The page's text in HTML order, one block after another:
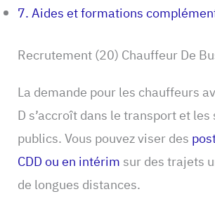
7. Aides et formations
Recrutement (20) Chauffeur De
La demande pour les chauffeurs
D s’accroît dans le transport et les
publics. Vous pouvez viser des
CDD ou en intérim sur des trajets
de longues distances.